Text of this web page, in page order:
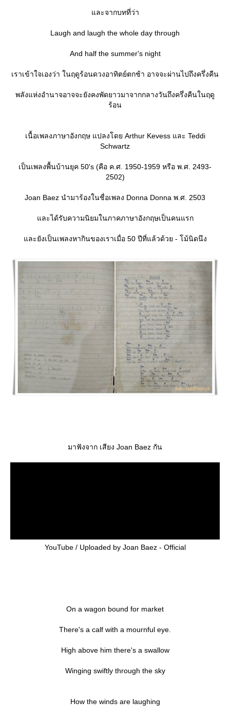
ละจากบทที่ว่า
Laugh and laugh the whole day through
And half the summer's night
เราเข้าใจเองว่า ในฤดูร้อนดวงอาทิตย์ตกช้า อาจจะผ่านไปถึงครึ่งคืน
พลังแห่งอำนาจอาจจะยังคงพัดยาวมาจากกลางวันถึงครึ่งคืนในฤดู
ร้อน
เนื้อเพลงภาษาอังกฤษ แปลงโดย Arthur Kevess และ Teddi
Schwartz
เป็นเพลงพื้นบ้านยุค 50's (คือ ค.ศ. 1950-1959 หรือ พ.ศ. 2493-
2502)
Joan Baez นำมาร้องในชื่อเพลง Donna Donna พ.ศ. 2503
ละได้รับความนิยมในภาคภาษาอังกฤษเป็นคนแรก
ละยังเป็นเพลงหากินของเราเมื่อ 50 ปีที่แล้วด้วย - โม้นิดนึง
มาฟังจาก เสียง Joan Baez กัน
YouTube / Uploaded by Joan Baez - Official
On a wagon bound for market
There's a calf with a mournful eye.
High above him there's a swallow
Winging swiftly through the sky
How the winds are laughing